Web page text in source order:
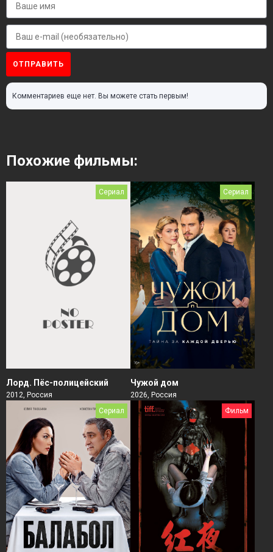
ОТПРАВИТЬ
Комментариев еще нет. Вы можете стать первым!
Похожие фильмы:
Сериал
Лорд. Пёс-полицейский
2012, Россия
Сериал
Чужой дом
2026, Россия
Сериал
Фильм